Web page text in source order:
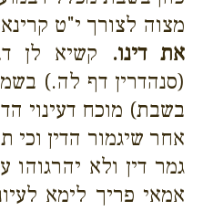
מצוה לצורך י"ט
את דינו. קשיא לן
(סנהדרין דף לה.)
בשבת) מוכח דעינוי
אחר שיגמור הדין וכי
גמר דין ולא
אמאי פריך לימא